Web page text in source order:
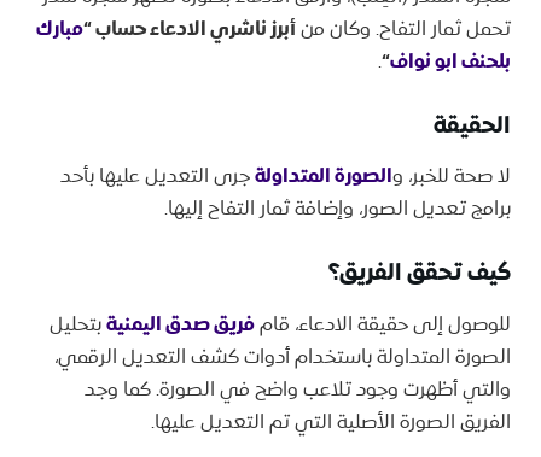
تحمل ثمار التفاح. وكان منأبرز ناشري الادعاء حساب “مبارك
بلحنف ابو نواف“
.
الحقيقة
لا صحة للخبر، والصورة المتداولةجرى التعديل عليها بأحد
برامج تعديل الصور، وإضافة ثمار التفاح إليها.
كيف تحقق الفريق؟
للوصول إلى حقيقة الادعاء، قامفريق صدق اليمنيةبتحليل
الصورة المتداولة باستخدام أدوات كشف التعديل الرقمي،
والتي أظهرت وجود تلاعب واضح في الصورة. كما وجد
الفريق الصورة الأصلية التي تم التعديل عليها.